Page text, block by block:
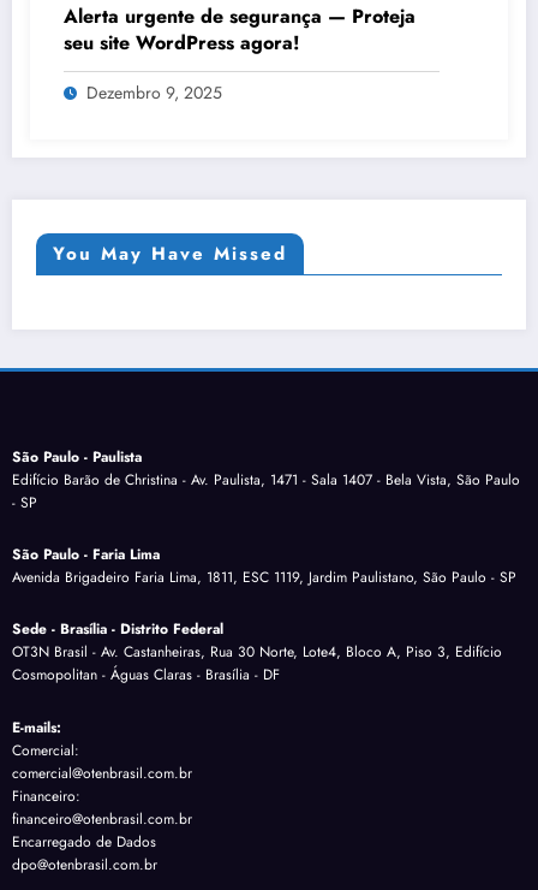
Alerta urgente de segurança — Proteja
seu site WordPress agora!
Dezembro 9, 2025
You May Have Missed
São Paulo - Paulista
Edifício Barão de Christina - Av. Paulista, 1471 - Sala 1407 - Bela Vista, São Paulo
- SP
São Paulo - Faria Lima
Avenida Brigadeiro Faria Lima, 1811, ESC 1119, Jardim Paulistano, São Paulo - SP
Sede - Brasília - Distrito Federal
OT3N Brasil - Av. Castanheiras, Rua 30 Norte, Lote4, Bloco A, Piso 3, Edifício
Cosmopolitan - Águas Claras - Brasília - DF
E-mails:
Comercial:
comercial@otenbrasil.com.br
Financeiro:
financeiro@otenbrasil.com.br
Encarregado de Dados
dpo@otenbrasil.com.br